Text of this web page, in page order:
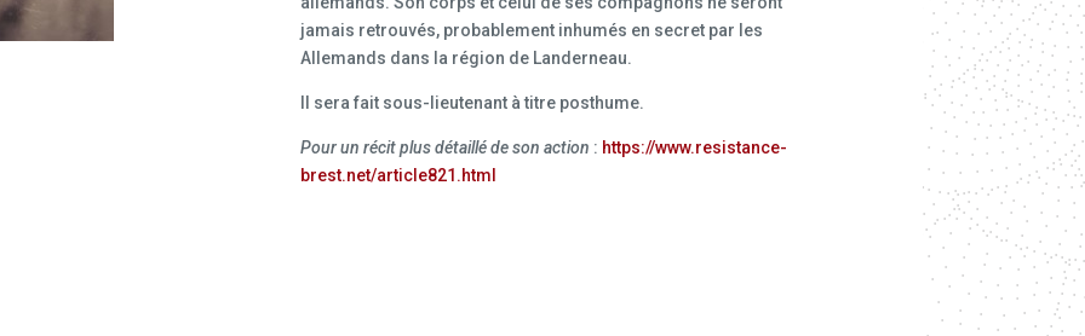
jamais retrouvés, probablement inhumés en secret par les
Allemands dans la région de Landerneau.
Il sera fait sous-lieutenant à titre posthume.
Pour un récit plus détaillé de son action : https://www.resistance-
brest.net/article821.html